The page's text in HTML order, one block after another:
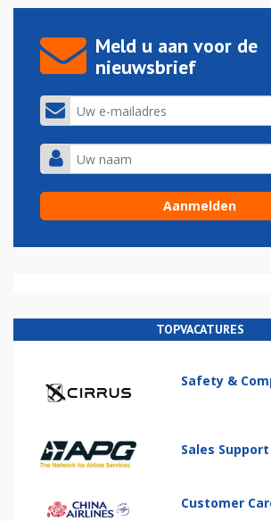
Meld u aan voor de
nieuwsbrief
TOPVACATURES
Safety &
Sales
Customer